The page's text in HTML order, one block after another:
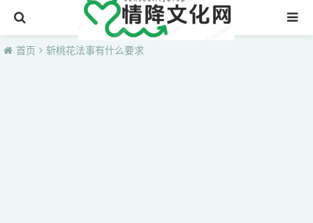
首页
首页 斩桃花法事有什么要求